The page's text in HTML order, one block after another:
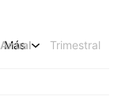
Anual Trimestral
Más